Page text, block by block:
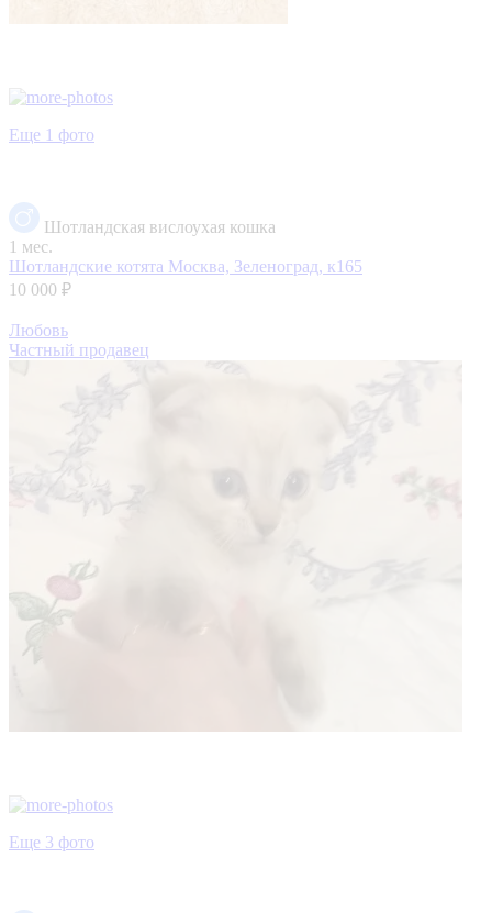
Еще 1 фото
Шотландская вислоухая кошка
1 мес.
Шотландские котята Москва, Зеленоград, к165
10 000 ₽
Любовь
Частный продавец
Еще 3 фото